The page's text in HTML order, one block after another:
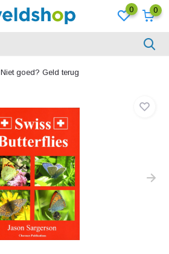
0 0
Niet goed? Geld terug